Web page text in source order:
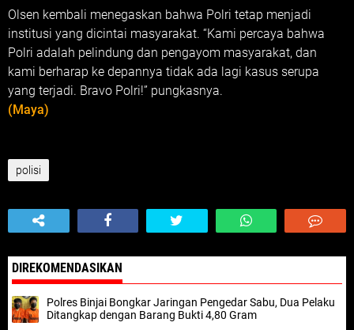
Olsen kembali menegaskan bahwa Polri tetap menjadi
institusi yang dicintai masyarakat. “Kami percaya bahwa
Polri adalah pelindung dan pengayom masyarakat, dan
kami berharap ke depannya tidak ada lagi kasus serupa
yang terjadi. Bravo Polri!” pungkasnya.
(Maya)
polisi
DIREKOMENDASIKAN
Polres Binjai Bongkar Jaringan Pengedar Sabu, Dua Pelaku
Ditangkap dengan Barang Bukti 4,80 Gram